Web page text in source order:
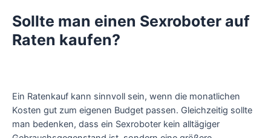
Sollte man einen Sexroboter auf
Raten kaufen?
Ein Ratenkauf kann sinnvoll sein, wenn die monatlichen
Kosten gut zum eigenen Budget passen. Gleichzeitig sollte
man bedenken, dass ein Sexroboter kein alltägiger